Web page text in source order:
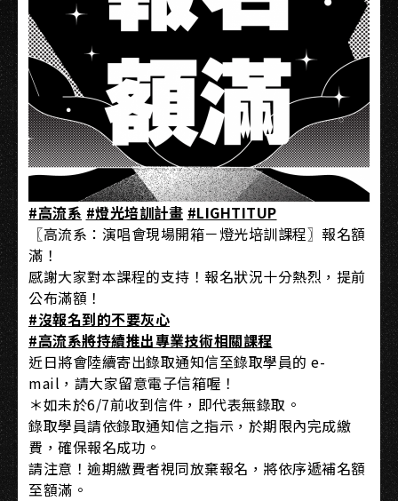
#高流系 #燈光培訓計畫 #LIGHTITUP
〖高流系：演唱會現場開箱－燈光培訓課程〗報名額
滿！
感謝大家對本課程的支持！報名狀況十分熱烈，提前
公布滿額！
#沒報名到的不要灰心
#高流系將持續推出專業技術相關課程
近日將會陸續寄出錄取通知信至錄取學員的 e-
mail，請大家留意電子信箱喔！
＊如未於6/7前收到信件，即代表無錄取。
錄取學員請依錄取通知信之指示，於期限內完成繳
費，確保報名成功。
請注意！逾期繳費者視同放棄報名，將依序遞補名額
至額滿。